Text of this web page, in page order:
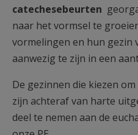
catechesebeurten
naar het vormsel te
vormelingen en hun gezin
aanwezig te zijn in een
De gezinnen die kiezen
zijn achteraf van harte
deel te nemen aan de